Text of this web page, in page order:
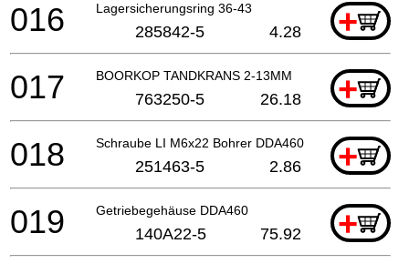
Lagersicherungsring 36-43 +
016 285842-5 4.28
BOORKOP TANDKRANS 2-13MM +
017 763250-5 26.18
Schraube LI M6x22 Bohrer DDA460 +
018 251463-5 2.86
Getriebegehäuse DDA460 +
019 140A22-5 75.92